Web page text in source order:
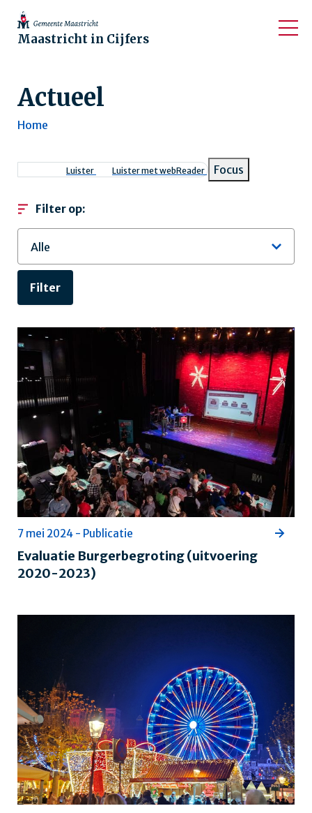
Maastricht in Cijfers
Actueel
Kruimelpad
Home
Luister Luister met webReader Focus
Filter op:
Evaluatie Burgerbegroting (uitvoering
2020-2023)
7 mei 2024 - Publicatie